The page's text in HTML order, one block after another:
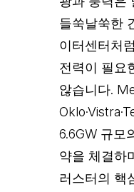
들쑥날쑥한
이터센터처
전력이 필요
않습니다.
6.6GW 규모
약을 체결하
러스터의 핵